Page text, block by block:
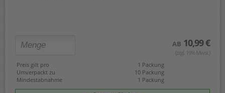
AB 10,99 €
(zzgl. 19% Mwst.)
Preis gilt pro
1 Packung
Umverpackt zu
10 Packung
Mindestabnahme
1 Packung